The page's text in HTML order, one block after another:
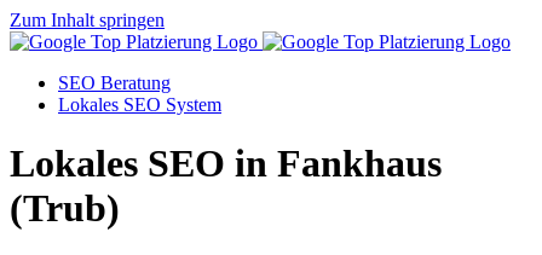
Zum Inhalt springen
SEO Beratung
Lokales SEO System
Lokales SEO in Fankhaus
(Trub)